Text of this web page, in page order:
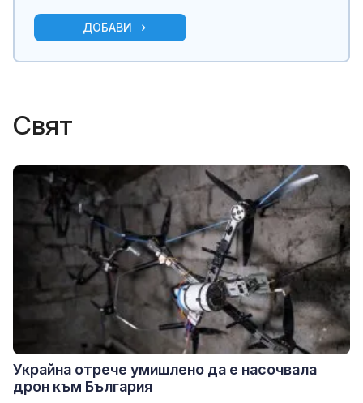
ДОБАВИ
Свят
Украйна отрече умишлено да е насочвала
дрон към България